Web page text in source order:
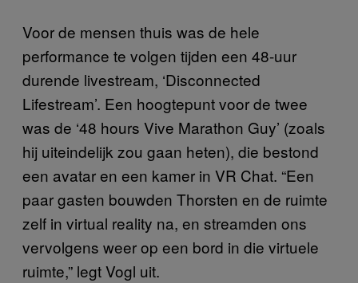
Voor de mensen thuis was de hele
performance te volgen tijden een 48-uur
durende livestream, ‘Disconnected
Lifestream’. Een hoogtepunt voor de twee
was de ‘48 hours Vive Marathon Guy’ (zoals
hij uiteindelijk zou gaan heten), die bestond
een avatar en een kamer in VR Chat. “Een
paar gasten bouwden Thorsten en de ruimte
zelf in virtual reality na, en streamden ons
vervolgens weer op een bord in die virtuele
ruimte,” legt Vogl uit.